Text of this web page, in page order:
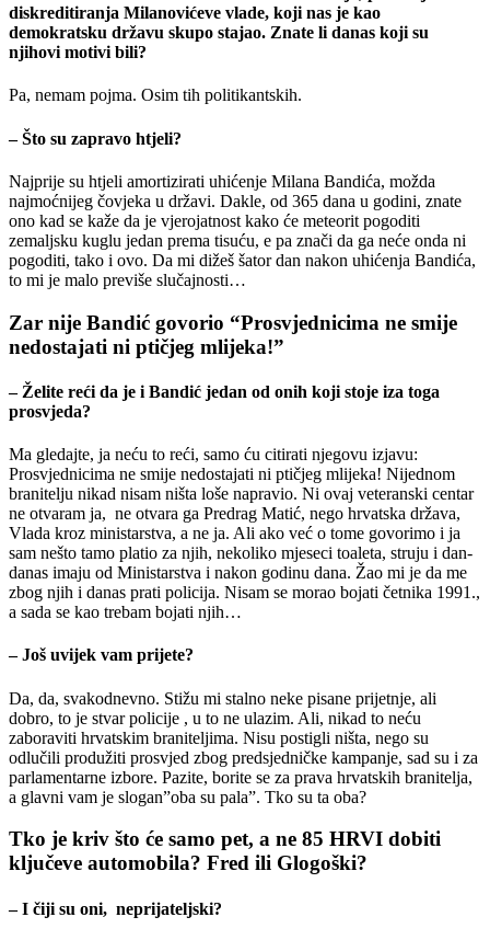
diskreditiranja Milanovićeve vlade, koji nas je kao
demokratsku državu skupo stajao. Znate li danas koji su
njihovi motivi bili?
Pa, nemam pojma. Osim tih politikantskih.
– Što su zapravo htjeli?
Najprije su htjeli amortizirati uhićenje Milana Bandića, možda
najmoćnijeg čovjeka u državi. Dakle, od 365 dana u godini, znate
ono kad se kaže da je vjerojatnost kako će meteorit pogoditi
zemaljsku kuglu jedan prema tisuću, e pa znači da ga neće onda ni
pogoditi, tako i ovo. Da mi dižeš šator dan nakon uhićenja Bandića,
to mi je malo previše slučajnosti…
Zar nije Bandić govorio “Prosvjednicima ne smije
nedostajati ni ptičjeg mlijeka!”
– Želite reći da je i Bandić jedan od onih koji stoje iza toga
prosvjeda?
Ma gledajte, ja neću to reći, samo ću citirati njegovu izjavu:
Prosvjednicima ne smije nedostajati ni ptičjeg mlijeka! Nijednom
branitelju nikad nisam ništa loše napravio. Ni ovaj veteranski centar
ne otvaram ja, ne otvara ga Predrag Matić, nego hrvatska država,
Vlada kroz ministarstva, a ne ja. Ali ako već o tome govorimo i ja
sam nešto tamo platio za njih, nekoliko mjeseci toaleta, struju i dan-
danas imaju od Ministarstva i nakon godinu dana. Žao mi je da me
zbog njih i danas prati policija. Nisam se morao bojati četnika 1991.,
a sada se kao trebam bojati njih…
– Još uvijek vam prijete?
Da, da, svakodnevno. Stižu mi stalno neke pisane prijetnje, ali
dobro, to je stvar policije , u to ne ulazim. Ali, nikad to neću
zaboraviti hrvatskim braniteljima. Nisu postigli ništa, nego su
odlučili produžiti prosvjed zbog predsjedničke kampanje, sad su i za
parlamentarne izbore. Pazite, borite se za prava hrvatskih branitelja,
a glavni vam je slogan”oba su pala”. Tko su ta oba?
Tko je kriv što će samo pet, a ne 85 HRVI dobiti
ključeve automobila? Fred ili Glogoški?
– I čiji su oni, neprijateljski?